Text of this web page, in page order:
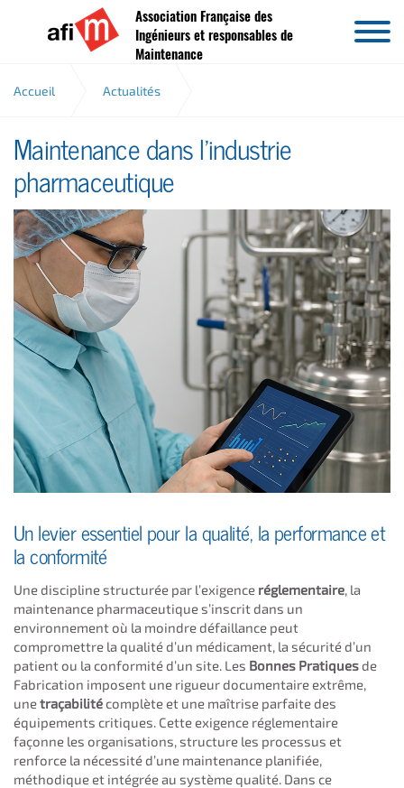
Aller au contenu
Association Française des
Ingénieurs et responsables de
Maintenance
Accueil Actualités
Maintenance pharmaceutique
Maintenance dans l'industrie
pharmaceutique
Un levier essentiel pour la qualité, la performance et
la conformité
Une discipline structurée par l’exigence réglementaire , la
maintenance pharmaceutique s’inscrit dans un
environnement où la moindre défaillance peut
compromettre la qualité d’un médicament, la sécurité d’un
patient ou la conformité d’un site. Les Bonnes Pratiquesde
Fabrication imposent une rigueur documentaire extrême,
unetraçabilitécomplète et une maîtrise parfaite des
équipements critiques. Cette exigence réglementaire
façonne les organisations, structure les processus et
renforce la nécessité d’une maintenance planifiée,
méthodique et intégrée au système qualité. Dans ce